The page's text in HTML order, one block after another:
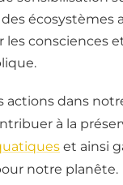
des écosystèmes
les consciences
actions dans
à la
et ainsi
notre planête.